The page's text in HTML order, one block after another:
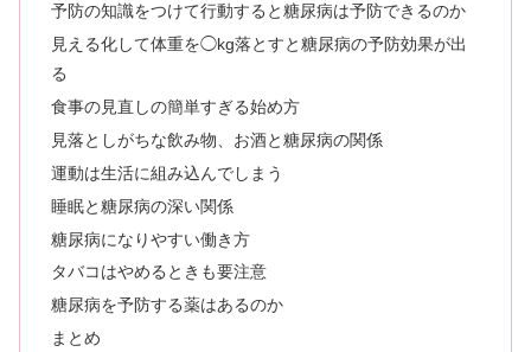
予防の知識をつけて行動すると糖尿病は予防できるのか
見える化して体重を◯kg落とすと糖尿病の予防効果が出
る
食事の見直しの簡単すぎる始め方
見落としがちな飲み物、お酒と糖尿病の関係
運動は生活に組み込んでしまう
睡眠と糖尿病の深い関係
糖尿病になりやすい働き方
タバコはやめるときも要注意
糖尿病を予防する薬はあるのか
まとめ